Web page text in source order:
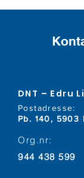
DNT – Edru
Postadresse:
Pb. 140, 5903
Org.nr:
944 438 599